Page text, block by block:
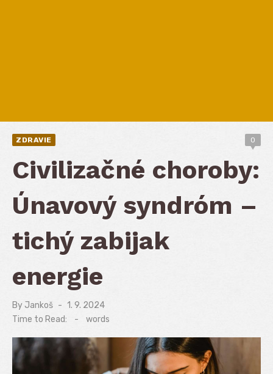
ZDRAVIE 0
Civilizačné choroby:
Únavový syndróm –
tichý zabijak
energie
By Jankoš
Posted
1. 9. 2024
Time to Read:
- words